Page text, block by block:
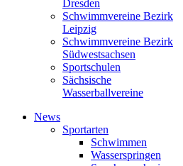
Dresden
Schwimmvereine Bezirk
Leipzig
Schwimmvereine Bezirk
Südwestsachsen
Sportschulen
Sächsische
Wasserballvereine
News
Sportarten
Schwimmen
Wasserspringen